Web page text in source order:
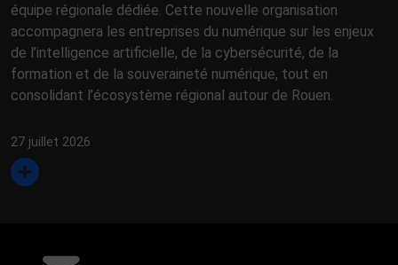
équipe régionale dédiée. Cette nouvelle organisation
accompagnera les entreprises du numérique sur les enjeux
de l’intelligence artificielle, de la cybersécurité, de la
formation et de la souveraineté numérique, tout en
consolidant l’écosystème régional autour de Rouen.
27 juillet 2026